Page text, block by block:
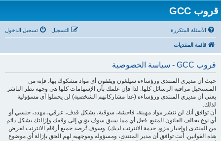
قروب GCC
الأسئلة المتكررة تسجيل الدخول التسجيل
قائمة المنتديات
قروب GCC - سياسة الخصوصية
حيث أن مديري المنتدى ورؤساءه سيلغون ويقفون أي مواد مشكوك بها، فإنه من
المستحيل مراقبة الرسائل كلها. لذا فإن علمك بأن الإسهامات كلها هي وجهة نظر الناشر
يعني أن مديري المنتدى ورؤساءه (عدا مشاركاتهم الشخصية) لن يحملوا أي مسؤولية
لذلك.
أن توافق أنك لن تنشر مواد مهينة، فاحشة، سوقية، بشكل قذف، عرقي، مهدد، جنسي أو
أي نوع يخالف القانون المتبع. فعل أي مما سبق سوف يؤدي إلى وقفك وإزالتك بشكل دائم
من المنتدى (وإخبار مزود خدمة الانترنت لديك). وسوف تُرصد جميع أرقام الانترنت لفرض
هذه القوانين. أنت توافق أن مدير المنتدى، ومسؤوله وموجهيه لهم الحق بإزالة أي موضوع